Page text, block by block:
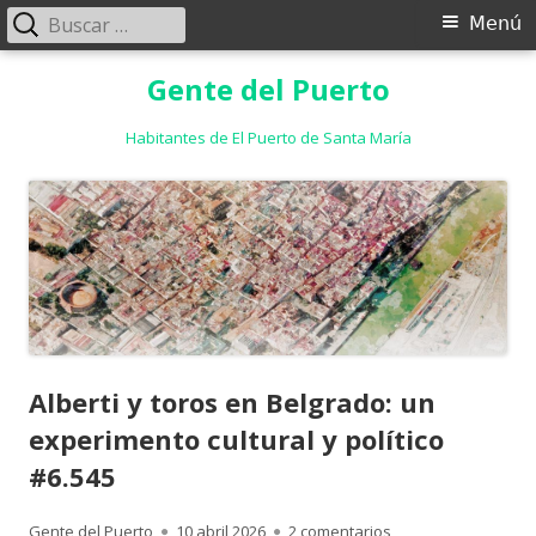
Gente del Puerto
Habitantes de El Puerto de Santa María
Menú
Menú
Buscar:
Alberti y toros en Belgrado: un
experimento cultural y político
#6.545
Autor
Gente del Puerto Publicado
10 abril 2026 2 comentarios